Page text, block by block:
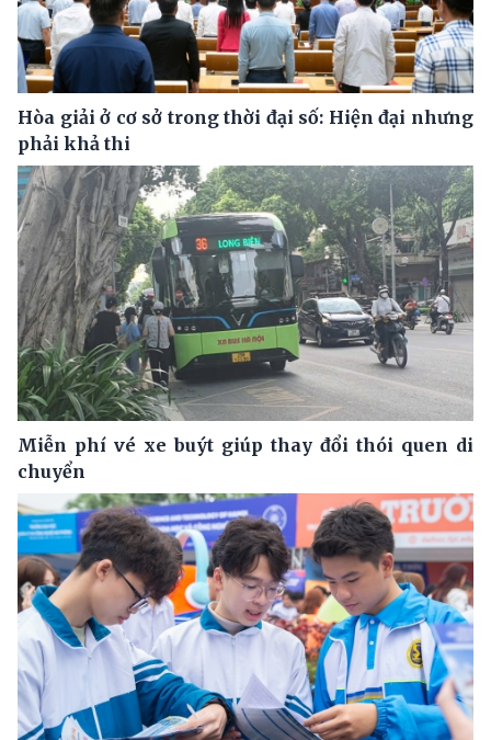
Hòa giải ở cơ sở trong thời đại số: Hiện đại nhưng
phải khả thi
Miễn phí vé xe buýt giúp thay đổi thói quen di
chuyển